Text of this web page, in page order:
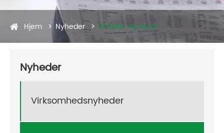
Hjem Nyheder Industri -nyheder
Nyheder
Virksomhedsnyheder